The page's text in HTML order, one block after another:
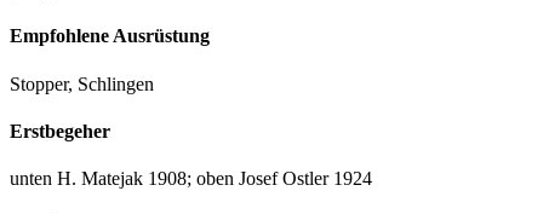
Empfohlene Ausrüstung
Stopper, Schlingen
Erstbegeher
unten H. Matejak 1908; oben Josef Ostler 1924